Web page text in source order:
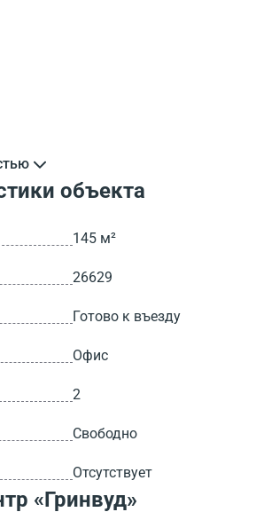
объекта
145 м²
26629
Готово к въезду
Офис
2
Свободно
Отсутствует
«Гринвуд»